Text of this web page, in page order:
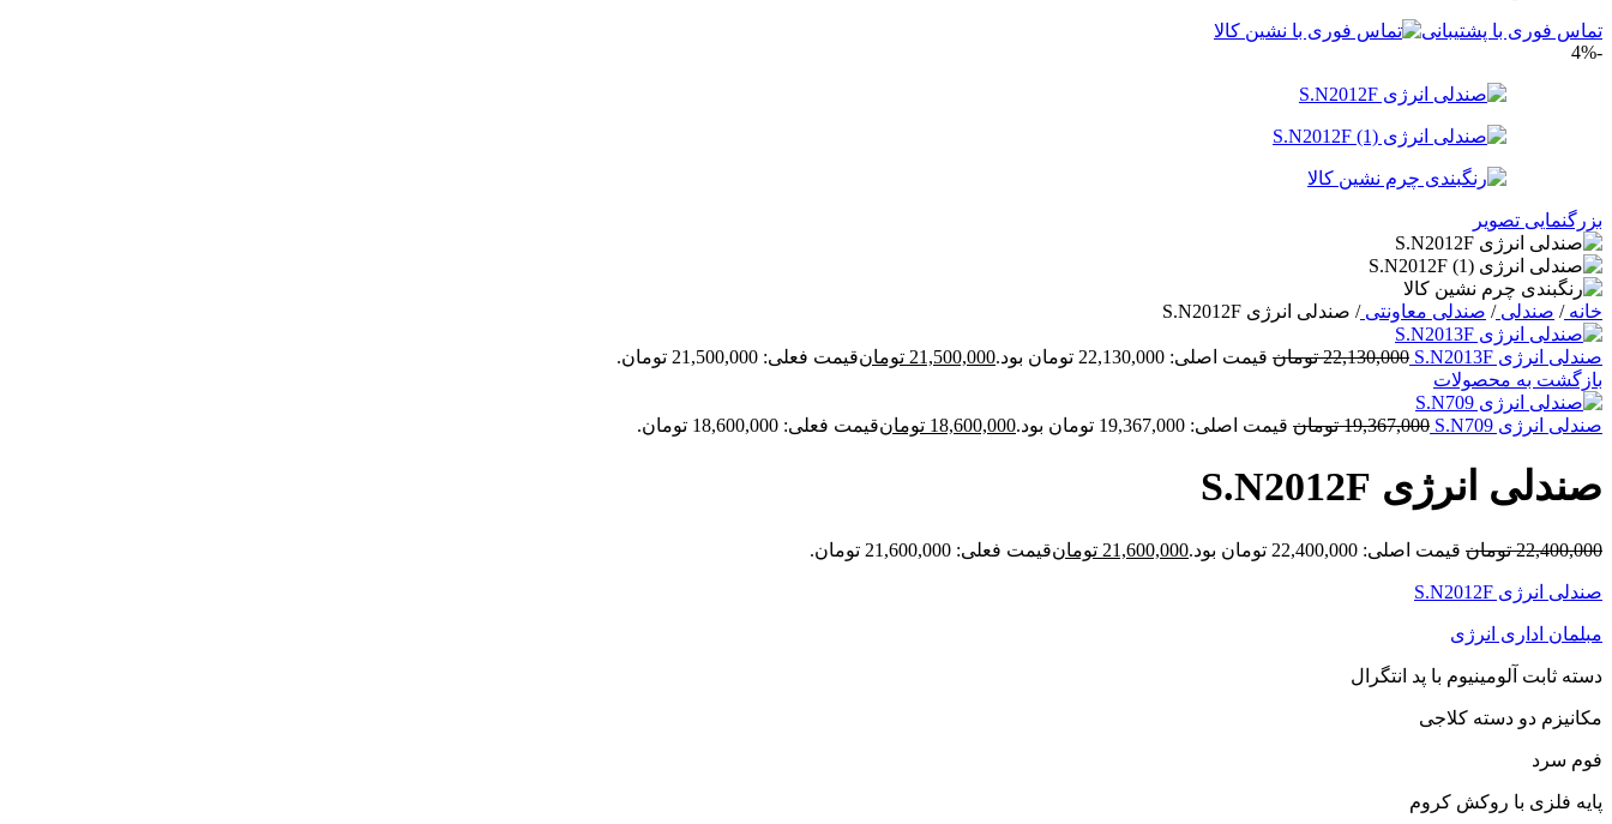
تماس فوری با پشتیبانی
-4%
بزرگنمایی تصویر
خانه/ صندلی/ صندلی معاونتی/ صندلی انرژی S.N2012F
صندلی انرژی S.N2013F 22,130,000 تومان قیمت اصلی: 22,130,000 تومان بود. 21,500,000 تومانقیمت فعلی: 21,500,000 تومان.
بازگشت به محصولات
صندلی انرژی S.N709 19,367,000 تومان قیمت اصلی: 19,367,000 تومان بود. 18,600,000 تومانقیمت فعلی: 18,600,000 تومان.
صندلی انرژی S.N2012F
22,400,000 تومان قیمت اصلی: 22,400,000 تومان بود. 21,600,000 تومانقیمت فعلی: 21,600,000 تومان.
صندلی انرژی S.N2012F
مبلمان اداری انرژی
دسته ثابت آلومینیوم با پد انتگرال
مکانیزم دو دسته کلاجی
فوم سرد
پایه فلزی با روکش کروم